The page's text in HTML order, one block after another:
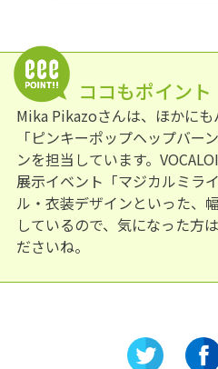
ココもポイント
Mika Pikazoさんは、ほかに
「ピンキーポップヘップバー
ンを担当しています。
展示イベント「マジカルミラ
ル・衣装デザインといった、
しているので、気になった方
ださいね。